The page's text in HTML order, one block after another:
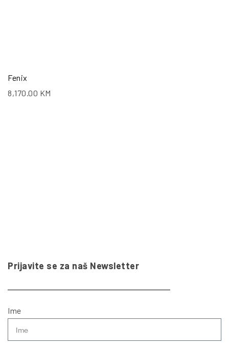
Fenix
8,170.00 KM
Prijavite se za naš Newsletter
Ime